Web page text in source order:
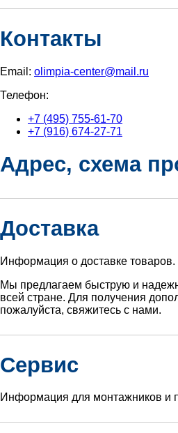
Контакты
Email: olimpia-center@mail.ru
Телефон:
+7 (495) 755-61-70
+7 (916) 674-27-71
Адрес, схема
Доставка
Информация о доставке товаров.
Мы предлагаем быструю и
всей стране. Для получения
пожалуйста, свяжитесь с нами.
Сервис
Информация для монтажников и